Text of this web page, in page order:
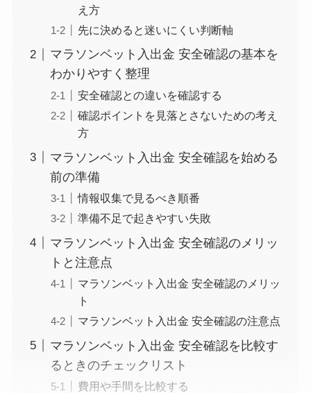
え方
先に決めると迷いにくい判断軸
マラソンベット入出金 安全確認の基本を
わかりやすく整理
安全確認との違いを確認する
確認ポイントを見落とさないための考え
方
マラソンベット入出金 安全確認を始める
前の準備
情報収集で見るべき順番
準備不足で起きやすい失敗
マラソンベット入出金 安全確認のメリッ
トと注意点
マラソンベット入出金 安全確認のメリッ
ト
マラソンベット入出金 安全確認の注意点
マラソンベット入出金 安全確認を比較す
るときのチェックリスト
費用や手間を比較する